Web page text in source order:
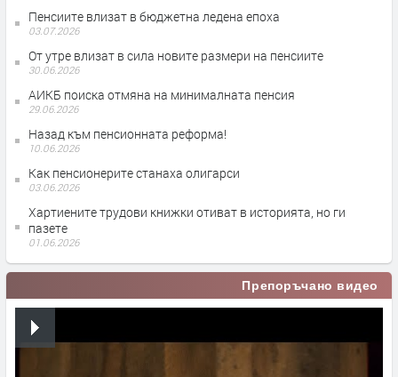
Пенсиите влизат в бюджетна ледена епоха
03.07.2026
От утре влизат в сила новите размери на пенсиите
30.06.2026
АИКБ поиска отмяна на минималната пенсия
29.06.2026
Назад към пенсионната реформа!
10.06.2026
Как пенсионерите станаха олигарси
03.06.2026
Хартиените трудови книжки отиват в историята, но ги
пазете
01.06.2026
Препоръчано видео